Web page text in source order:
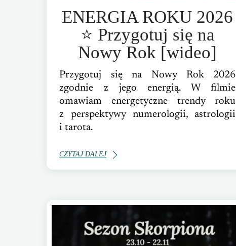
ENERGIA ROKU 2026
⭐️ Przygotuj się na
Nowy Rok [wideo]
Przygotuj się na Nowy Rok 2026
zgodnie z jego energią. W filmie
omawiam energetyczne trendy roku
z perspektywy numerologii, astrologii
i tarota.
CZYTAJ DALEJ